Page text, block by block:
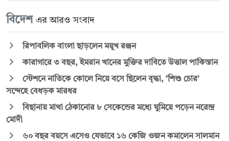
বিদেশ এর আরও সংবাদ
রিপাবলিক বাংলা ছাড়লেন ময়ূখ রঞ্জন
কারাগারে ৩ বছর, ইমরান খানের মুক্তির দাবিতে উত্তাল পাকিস্তান
স্টেশনে নাতিকে কোলে নিয়ে বসে ছিলেন বৃদ্ধা, ‘শিশু চোর’
সন্দেহে বেধড়ক মারধর
বিছানায় মাথা ঠেকানোর ৮ সেকেন্ডের মধ্যে ঘুমিয়ে পড়েন নরেন্দ্র
মোদী
৬০ বছর বয়সে এসেও যেভাবে ১৬ কেজি ওজন কমালেন সালমান